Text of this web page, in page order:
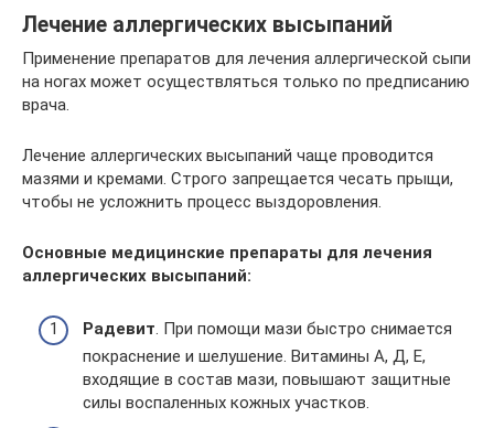
Лечение аллергических высыпаний
Применение препаратов для лечения аллергической сыпи
на ногах может осуществляться только по предписанию
врача.
Лечение аллергических высыпаний чаще проводится
мазями и кремами. Строго запрещается чесать прыщи,
чтобы не усложнить процесс выздоровления.
Основные медицинские препараты для лечения
аллергических высыпаний:
Радевит. При помощи мази быстро снимается
покраснение и шелушение. Витамины А, Д, Е,
входящие в состав мази, повышают защитные
силы воспаленных кожных участков.